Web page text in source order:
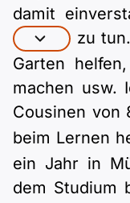
B1 Pflege (telc)
Schulen &
Lebenslauf
damit
zu
Garten
machen usw.
Cousinen von
beim Lernen
ein Jahr in
dem Studium